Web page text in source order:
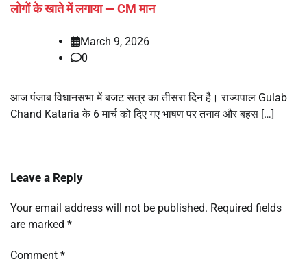
लोगों के खाते में लगाया — CM मान
March 9, 2026
0
आज पंजाब विधानसभा में बजट सत्र का तीसरा दिन है। राज्यपाल Gulab
Chand Kataria के 6 मार्च को दिए गए भाषण पर तनाव और बहस […]
Leave a Reply
Your email address will not be published. Required fields
are marked *
Comment *